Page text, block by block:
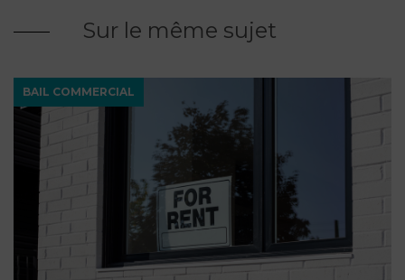
Sur le même sujet
BAIL COMMERCIAL